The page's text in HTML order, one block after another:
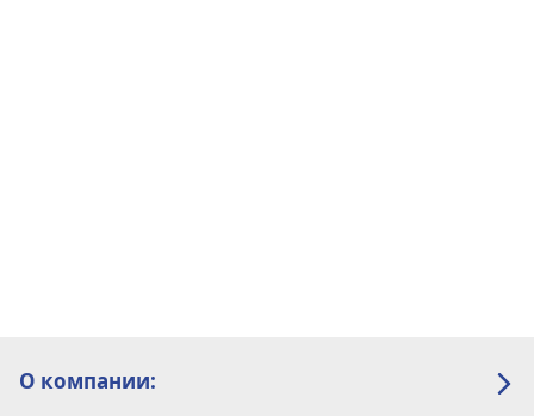
О компании: